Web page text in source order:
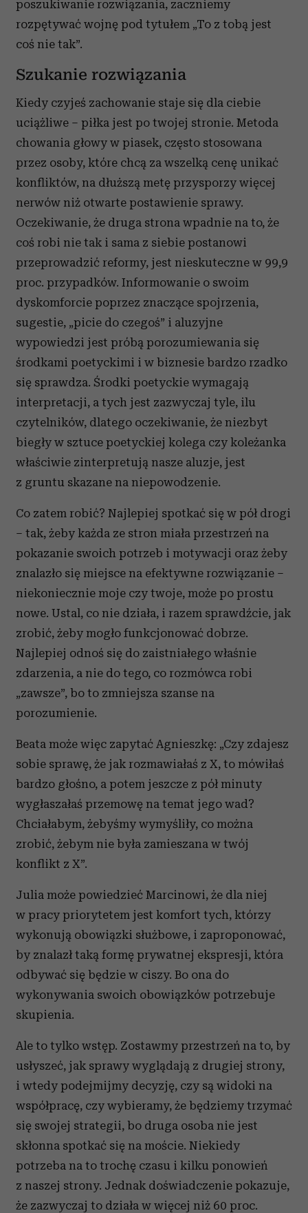
społecznościowym, reklamowym i analitycznym.
Partnerzy mogą połączyć te informacje z innymi danymi
otrzymanymi od Ciebie lub uzyskanymi podczas
poszukiwanie rozwiązania, zaczniemy
rozpętywać wojnę pod tytułem „To z tobą jest
coś nie tak”.
Szukanie rozwiązania
Kiedy czyjeś zachowanie staje się dla ciebie
uciążliwe – piłka jest po twojej stronie. Metoda
chowania głowy w piasek, często stosowana
przez osoby, które chcą za wszelką cenę unikać
konfliktów, na dłuższą metę przysporzy więcej
nerwów niż otwarte postawienie sprawy.
Oczekiwanie, że druga strona wpadnie na to, że
coś robi nie tak i sama z siebie postanowi
przeprowadzić reformy, jest nieskuteczne w 99,9
proc. przypadków. Informowanie o swoim
dyskomforcie poprzez znaczące spojrzenia,
sugestie, „picie do czegoś” i aluzyjne
wypowiedzi jest próbą porozumiewania się
środkami poetyckimi i w biznesie bardzo rzadko
się sprawdza. Środki poetyckie wymagają
interpretacji, a tych jest zazwyczaj tyle, ilu
czytelników, dlatego oczekiwanie, że niezbyt
biegły w sztuce poetyckiej kolega czy koleżanka
właściwie zinterpretują nasze aluzje, jest
z gruntu skazane na niepowodzenie.
Co zatem robić? Najlepiej spotkać się w pół drogi
– tak, żeby każda ze stron miała przestrzeń na
pokazanie swoich potrzeb i motywacji oraz żeby
znalazło się miejsce na efektywne rozwiązanie –
niekoniecznie moje czy twoje, może po prostu
nowe. Ustal, co nie działa, i razem sprawdźcie, jak
zrobić, żeby mogło funkcjonować dobrze.
Najlepiej odnoś się do zaistniałego właśnie
zdarzenia, a nie do tego, co rozmówca robi
„zawsze”, bo to zmniejsza szanse na
porozumienie.
Beata może więc zapytać Agnieszkę: „Czy zdajesz
sobie sprawę, że jak rozmawiałaś z X, to mówiłaś
bardzo głośno, a potem jeszcze z pół minuty
wygłaszałaś przemowę na temat jego wad?
Chciałabym, żebyśmy wymyśliły, co można
zrobić, żebym nie była zamieszana w twój
konflikt z X”.
Julia może powiedzieć Marcinowi, że dla niej
w pracy priorytetem jest komfort tych, którzy
wykonują obowiązki służbowe, i zaproponować,
by znalazł taką formę prywatnej ekspresji, która
odbywać się będzie w ciszy. Bo ona do
wykonywania swoich obowiązków potrzebuje
skupienia.
Ale to tylko wstęp. Zostawmy przestrzeń na to, by
usłyszeć, jak sprawy wyglądają z drugiej strony,
i wtedy podejmijmy decyzję, czy są widoki na
współpracę, czy wybieramy, że będziemy trzymać
się swojej strategii, bo druga osoba nie jest
skłonna spotkać się na moście. Niekiedy
potrzeba na to trochę czasu i kilku ponowień
z naszej strony. Jednak doświadczenie pokazuje,
że zazwyczaj to działa w więcej niż 60 proc.